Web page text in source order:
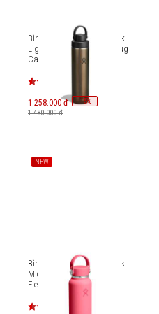
Bình giữ nhiệt Hydro Flask
Lightweight Wide Flex Chug
Cap 24 OZ (710 ml)
1.258.000 đ -15%
1.480.000 đ
NEW
Bình giữ nhiệt Hydro Flask
Micro 10 Oz (300 ml) Wide
Flex Cap TNY300INT